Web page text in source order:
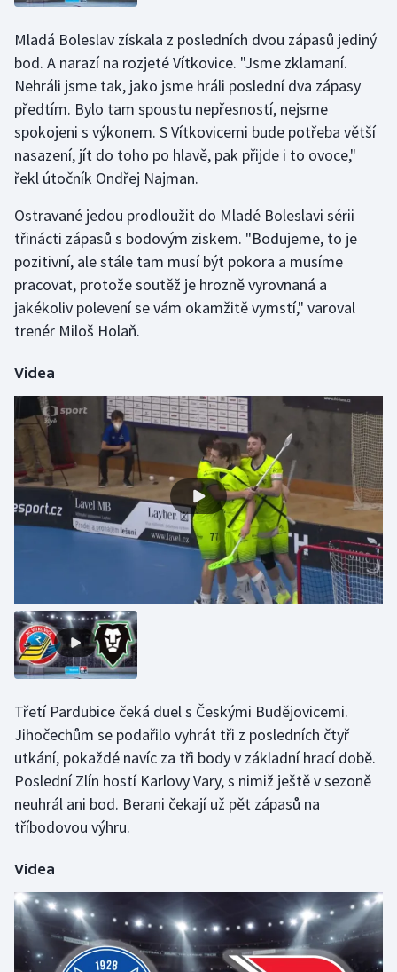
Mladá Boleslav získala z posledních dvou zápasů jediný
bod. A narazí na rozjeté Vítkovice. "Jsme zklamaní.
Nehráli jsme tak, jako jsme hráli poslední dva zápasy
předtím. Bylo tam spoustu nepřesností, nejsme
spokojeni s výkonem. S Vítkovicemi bude potřeba větší
nasazení, jít do toho po hlavě, pak přijde i to ovoce,"
řekl útočník Ondřej Najman.
Ostravané jedou prodloužit do Mladé Boleslavi sérii
třinácti zápasů s bodovým ziskem. "Bodujeme, to je
pozitivní, ale stále tam musí být pokora a musíme
pracovat, protože soutěž je hrozně vyrovnaná a
jakékoliv polevení se vám okamžitě vymstí," varoval
trenér Miloš Holaň.
Videa
Třetí Pardubice čeká duel s Českými Budějovicemi.
Jihočechům se podařilo vyhrát tři z posledních čtyř
utkání, pokaždé navíc za tři body v základní hrací době.
Poslední Zlín hostí Karlovy Vary, s nimiž ještě v sezoně
neuhrál ani bod. Berani čekají už pět zápasů na
tříbodovou výhru.
Videa